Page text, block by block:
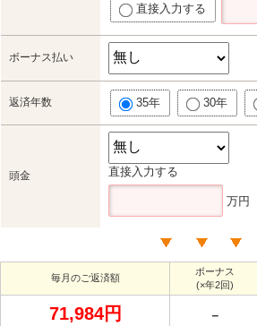
直接入力する
ボーナス払い
返済年数 35年 30年
頭金 直接入力する
万円
毎月のご返済額
ボーナス
(×年2回)
71,984円 －